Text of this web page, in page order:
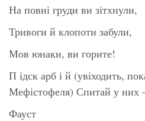
На повні груди ви зітхнули,
Тривоги й клопоти забули,
Мов юнаки, ви горите!
П ідск арб і й (увіходить,
Мефістофеля) Спитай у них
Фауст